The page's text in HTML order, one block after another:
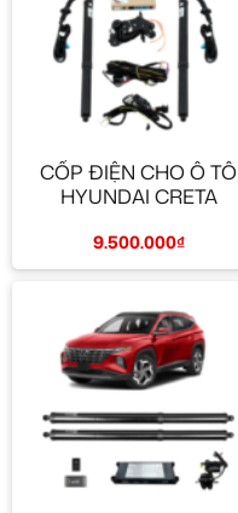
CỐP ĐIỆN CHO Ô TÔ
HYUNDAI CRETA
9.500.000₫